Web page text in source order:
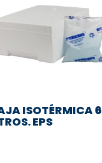
ISOTÉRMICA 6
EPS